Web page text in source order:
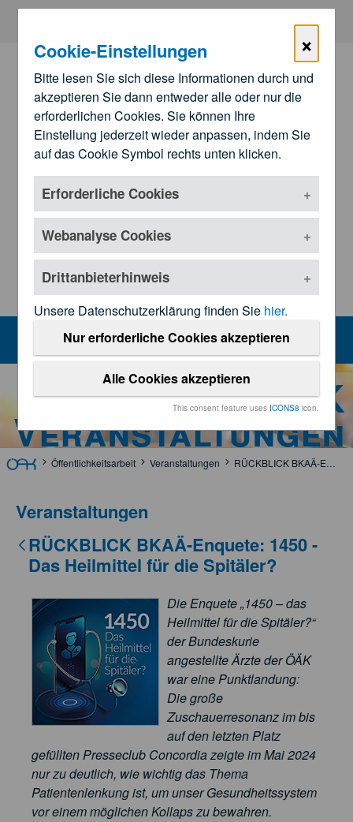
×
Cookie-Einstellungen
Bitte lesen Sie sich diese Informationen durch und
akzeptieren Sie dann entweder alle oder nur die
erforderlichen Cookies. Sie können Ihre
Einstellung jederzeit wieder anpassen, indem Sie
auf das Cookie Symbol rechts unten klicken.
Erforderliche Cookies
Webanalyse Cookies
Drittanbieterhinweis
Unsere Datenschutzerklärung finden Sie hier.
Nur erforderliche Cookies akzeptieren
Alle Cookies akzeptieren
This consent feature uses ICONS8 icon.
Zum Hauptinhalt springen
Zu den
Landesärztekammern
Veranstaltungen
MENU
ÖÄK
Veranstaltungen
Öffentlichkeitsarbeit Veranstaltungen RÜCKBLICK BKAÄ-Enquete: 1450 - Das Heilmittel für die Spitäler?
Veranstaltungen
RÜCKBLICK BKAÄ-Enquete: 1450 -
Das Heilmittel für die Spitäler?
Die Enquete „1450 – das
Heilmittel für die Spitäler?“
der Bundeskurie
angestellte Ärzte der ÖÄK
war eine Punktlandung:
Die große
Zuschauerresonanz im bis
auf den letzten Platz
gefüllten Presseclub Concordia zeigte im Mai 2024
nur zu deutlich, wie wichtig das Thema
Patientenlenkung ist, um unser Gesundheitssystem
vor einem möglichen Kollaps zu bewahren.